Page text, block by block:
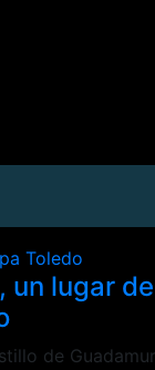
Toledo
un lugar de
de